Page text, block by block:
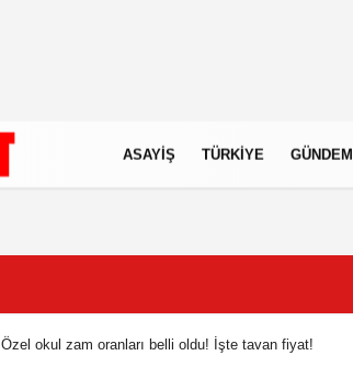
ASAYIŞ TÜRKIYE GÜNDEM
Özel okul zam oranları belli oldu! İşte tavan fiyat!